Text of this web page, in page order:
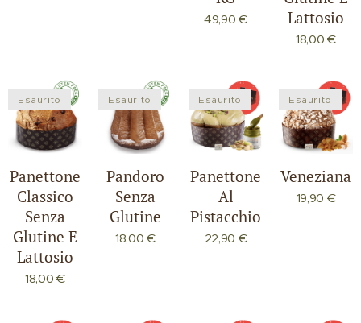
49,90 €
Lattosio
18,00 €
Panettone
Classico
Senza
Glutine E
Lattosio
Esaurito
18,00 €
Pandoro
Senza
Glutine
Esaurito
18,00 €
Panettone
Al
Pistacchio
Esaurito
22,90 €
Veneziana
Esaurito
19,90 €